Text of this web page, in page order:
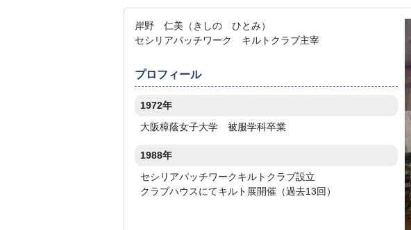
岸野 仁美（きしの ひとみ）
セシリアパッチワーク キルトクラブ主宰
プロフィール
1972年
大阪樟蔭女子大学 被服学科卒業
1988年
セシリアパッチワークキルトクラブ設立
クラブハウスにてキルト展開催（過去13回）